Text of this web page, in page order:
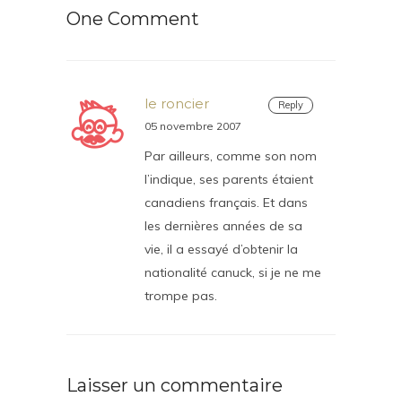
One Comment
Reply
le roncier
05 novembre 2007
Par ailleurs, comme son nom
l’indique, ses parents étaient
canadiens français. Et dans
les dernières années de sa
vie, il a essayé d’obtenir la
nationalité canuck, si je ne me
trompe pas.
Laisser un commentaire